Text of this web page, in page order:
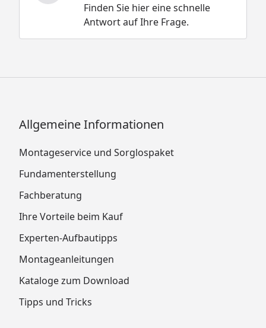
Finden Sie hier eine schnelle
Antwort auf Ihre Frage.
Allgemeine Informationen
Montageservice und Sorglospaket
Fundamenterstellung
Fachberatung
Ihre Vorteile beim Kauf
Experten-Aufbautipps
Montageanleitungen
Kataloge zum Download
Tipps und Tricks